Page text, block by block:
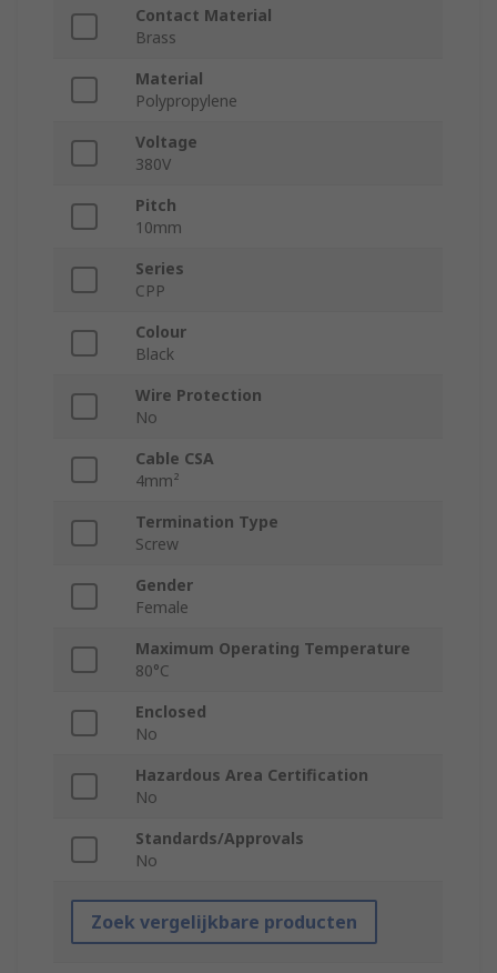
Contact Material
Brass
Material
Polypropylene
Voltage
380V
Pitch
10mm
Series
CPP
Colour
Black
Wire Protection
No
Cable CSA
4mm²
Termination Type
Screw
Gender
Female
Maximum Operating Temperature
80°C
Enclosed
No
Hazardous Area Certification
No
Standards/Approvals
No
Zoek vergelijkbare producten